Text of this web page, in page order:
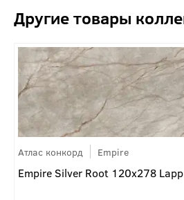
Атлас конкорд Empire
Empire Silver Root 120x278 Lapp